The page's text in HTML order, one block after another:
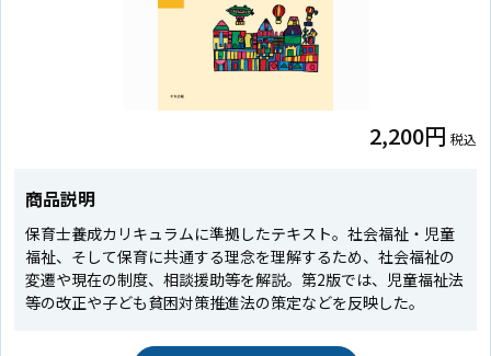
2,200円 税込
商品説明
保育士養成カリキュラムに準拠したテキスト。社会福祉・児童
福祉、そして保育に共通する理念を理解するため、社会福祉の
変遷や現在の制度、相談援助等を解説。第2版では、児童福祉法
等の改正や子ども貧困対策推進法の策定などを反映した。